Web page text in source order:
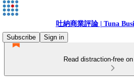
吐納商業評論 | Tuna
Subscribe
Sign in
Read distraction-free